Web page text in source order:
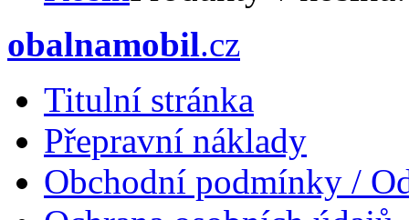
obalnamobil.cz
Titulní stránka
Přepravní náklady
Obchodní podmínky /